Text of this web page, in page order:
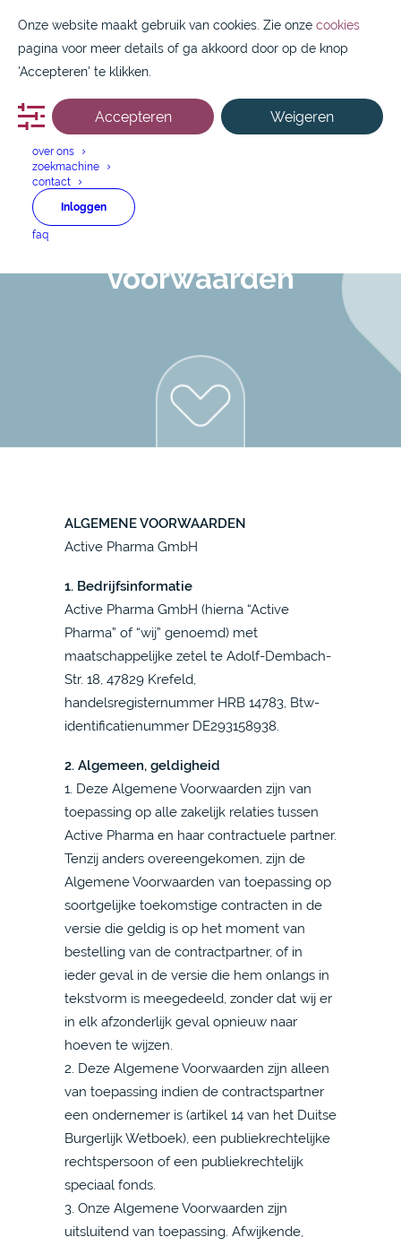
088 1800 550
over ons
zoekmachine
contact
Inloggen
faq
voorwaarden
ALGEMENE VOORWAARDEN
Active Pharma GmbH
1. Bedrijfsinformatie
Active Pharma GmbH (hierna “Active
Pharma” of “wij” genoemd) met
maatschappelijke zetel te Adolf-Dembach-
Str. 18, 47829 Krefeld,
handelsregisternummer HRB 14783, Btw-
identificatienummer DE293158938.
2. Algemeen, geldigheid
1. Deze Algemene Voorwaarden zijn van
toepassing op alle zakelijk relaties tussen
Active Pharma en haar contractuele partner.
Tenzij anders overeengekomen, zijn de
Algemene Voorwaarden van toepassing op
soortgelijke toekomstige contracten in de
versie die geldig is op het moment van
bestelling van de contractpartner, of in
ieder geval in de versie die hem onlangs in
tekstvorm is meegedeeld, zonder dat wij er
in elk afzonderlijk geval opnieuw naar
hoeven te wijzen.
2. Deze Algemene Voorwaarden zijn alleen
van toepassing indien de contractspartner
een ondernemer is (artikel 14 van het Duitse
Burgerlijk Wetboek), een publiekrechtelijke
rechtspersoon of een publiekrechtelijk
speciaal fonds.
3. Onze Algemene Voorwaarden zijn
uitsluitend van toepassing. Afwijkende,
Onze website maakt gebruik van cookies. Zie onze cookies
pagina voor meer details of ga akkoord door op de knop
'Accepteren' te klikken.
Accepteren Weigeren